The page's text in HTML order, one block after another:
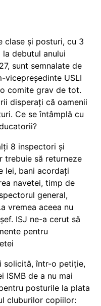
clase și posturi, cu 3
la debutul anului
sunt semnalate de
vicepreședinte USLI
comite grav de tot.
disperați că oamenii
Ce se întâmplă cu
8 inspectori și
trebuie să returneze
lei, bani acordați
navetei, timp de
general,
vremea aceea nu
ISJ ne-a cerut să
pentru
solicită, într-o petiție,
ISMB de a nu mai
posturile la plata
cluburilor copiilor: